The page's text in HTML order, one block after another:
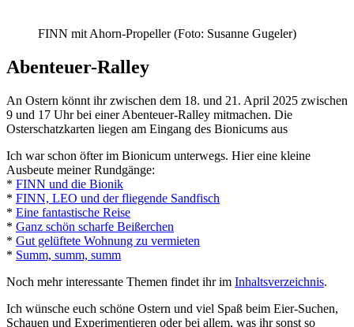
FINN mit Ahorn-Propeller (Foto: Susanne Gugeler)
Abenteuer-Ralley
An Ostern könnt ihr zwischen dem 18. und 21. April 2025 zwischen
9 und 17 Uhr bei einer Abenteuer-Ralley mitmachen. Die
Osterschatzkarten liegen am Eingang des Bionicums aus
Ich war schon öfter im Bionicum unterwegs. Hier eine kleine
Ausbeute meiner Rundgänge:
* FINN und die Bionik
* FINN, LEO und der fliegende Sandfisch
* Eine fantastische Reise
* Ganz schön scharfe Beißerchen
* Gut gelüftete Wohnung zu vermieten
* Summ, summ, summ
Noch mehr interessante Themen findet ihr im Inhaltsverzeichnis.
Ich wünsche euch schöne Ostern und viel Spaß beim Eier-Suchen,
Schauen und Experimentieren oder bei allem, was ihr sonst so